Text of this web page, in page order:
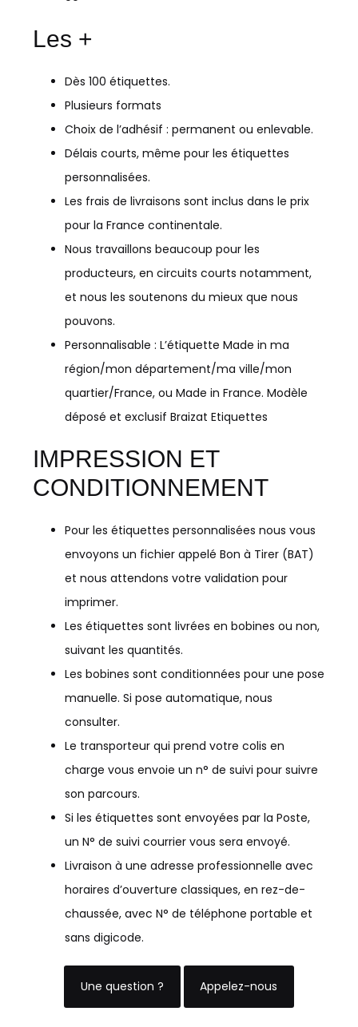
Les +
Dès 100 étiquettes.
Plusieurs formats
Choix de l’adhésif : permanent ou enlevable.
Délais courts, même pour les étiquettes
personnalisées.
Les frais de livraisons sont inclus dans le prix
pour la France continentale.
Nous travaillons beaucoup pour les
producteurs, en circuits courts notamment,
et nous les soutenons du mieux que nous
pouvons.
Personnalisable : L’étiquette Made in ma
région/mon département/ma ville/mon
quartier/France, ou Made in France. Modèle
déposé et exclusif Braizat Etiquettes
IMPRESSION ET
CONDITIONNEMENT
Pour les étiquettes personnalisées nous vous
envoyons un fichier appelé Bon à Tirer (BAT)
et nous attendons votre validation pour
imprimer.
Les étiquettes sont livrées en bobines ou non,
suivant les quantités.
Les bobines sont conditionnées pour une pose
manuelle. Si pose automatique, nous
consulter.
Le transporteur qui prend votre colis en
charge vous envoie un n° de suivi pour suivre
son parcours.
Si les étiquettes sont envoyées par la Poste,
un N° de suivi courrier vous sera envoyé.
Livraison à une adresse professionnelle avec
horaires d’ouverture classiques, en rez-de-
chaussée, avec N° de téléphone portable et
sans digicode.
Une question ? Appelez-nous